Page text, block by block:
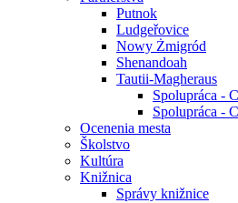
Putnok
Ludgeřovice
Nowy Żmigród
Shenandoah
Tautii-Magheraus
Spolupráca -
Spolupráca -
Ocenenia mesta
Školstvo
Kultúra
Knižnica
Správy knižnice